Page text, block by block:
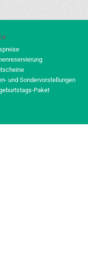
und Sondervorstellungen
Paket